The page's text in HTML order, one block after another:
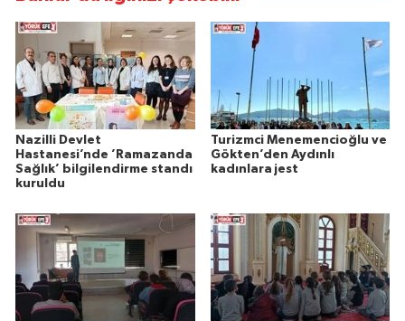
Nazilli Devlet
Hastanesi’nde ’Ramazanda
Sağlık’ bilgilendirme standı
kuruldu
Turizmci Menemencioğlu ve
Gökten’den Aydınlı
kadınlara jest